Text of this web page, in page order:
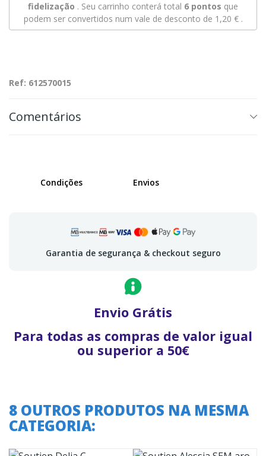
fidelização . Seu carrinho conterá total 6 pontos que
podem ser convertidos num vale de desconto de 1,20 €.
Ref: 612570015
Comentários
Condições Envios
Garantia de segurança & checkout seguro
Envio Grátis
Para todas as compras de valor igual
ou superior a 50€
8 OUTROS PRODUTOS NA MESMA
CATEGORIA: